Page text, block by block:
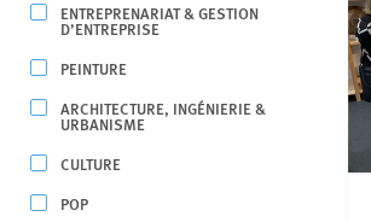
ENTREPRENARIAT & GESTION
D’ENTREPRISE
PEINTURE
ARCHITECTURE, INGÉNIERIE &
URBANISME
CULTURE
POP